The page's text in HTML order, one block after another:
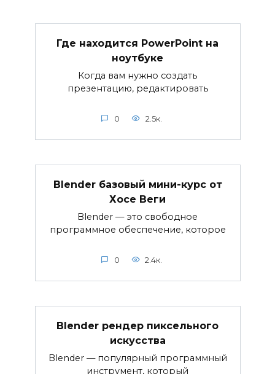
Где находится PowerPoint на
ноутбуке
Когда вам нужно создать
презентацию, редактировать
0 2.5к.
Blender базовый мини-курс от
Хосе Веги
Blender — это свободное
программное обеспечение, которое
0 2.4к.
Blender рендер пиксельного
искусства
Blender — популярный программный
инструмент, который